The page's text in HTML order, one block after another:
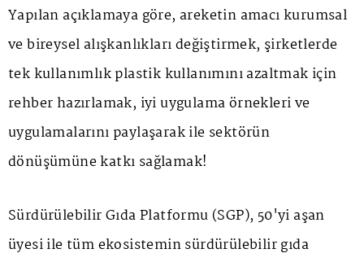
Yapılan açıklamaya göre, areketin amacı kurumsal
ve bireysel alışkanlıkları değiştirmek, şirketlerde
tek kullanımlık plastik kullanımını azaltmak için
rehber hazırlamak, iyi uygulama örnekleri ve
uygulamalarını paylaşarak ile sektörün
dönüşümüne katkı sağlamak!
Sürdürülebilir Gıda Platformu (SGP), 50'yi aşan
üyesi ile tüm ekosistemin sürdürülebilir gıda